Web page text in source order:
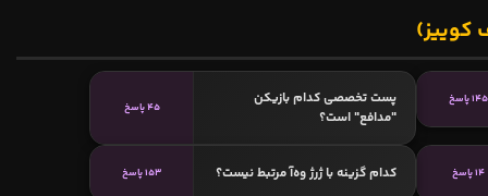
کوییز)
145 پاسخ
پست تخصصی کدام بازیکن
"مدافع" است؟
45 پاسخ
14 پاسخ کدام گزینه با ژرژ وه‌آ مرتبط نیست؟ 153 پاسخ